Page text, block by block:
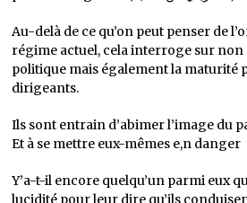
Au-delà de ce qu’on peut penser de
régime actuel, cela interroge sur
politique mais également la maturité
dirigeants.
Ils sont entrain d’abimer l’image du
Et à se mettre eux-mêmes e,n danger
Y’a-t-il encore quelqu’un parmi eux
lucidité pour leur dire qu’ils